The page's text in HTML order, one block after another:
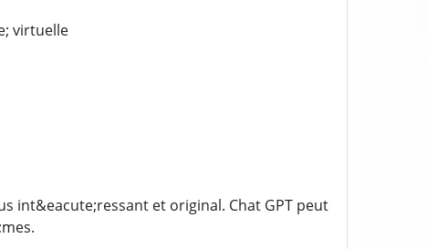
virtuelle
int&eacute;ressant et original. Chat GPT peut